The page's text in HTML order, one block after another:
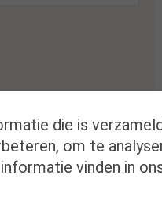
die is
om te
vinden in